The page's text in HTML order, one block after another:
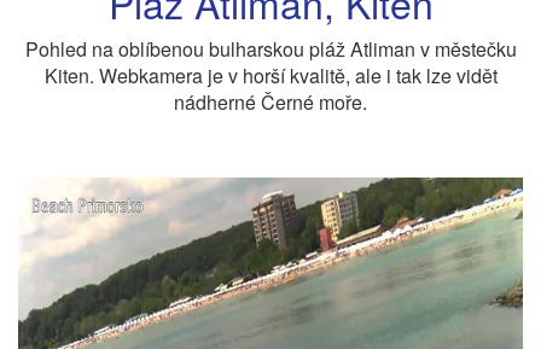
Pohled na oblíbenou bulharskou pláž Atliman v městečku
Kiten. Webkamera je v horší kvalitě, ale i tak lze vidět
nádherné Černé moře.